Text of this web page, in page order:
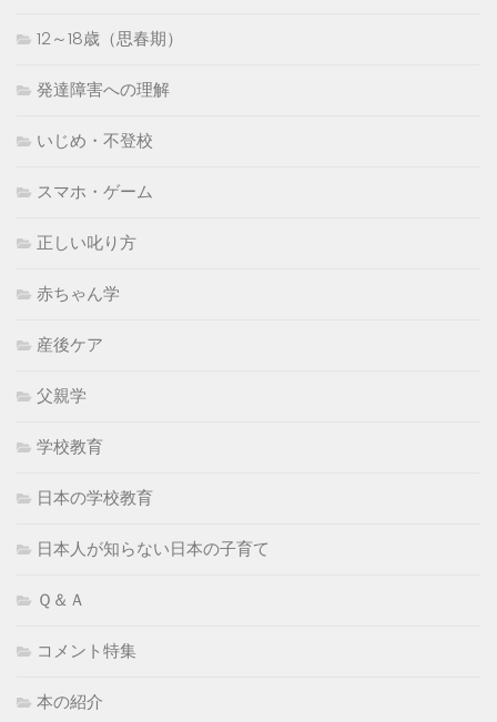
12～18歳（思春期）
発達障害への理解
いじめ・不登校
スマホ・ゲーム
正しい叱り方
赤ちゃん学
産後ケア
父親学
学校教育
日本の学校教育
日本人が知らない日本の子育て
Ｑ＆Ａ
コメント特集
本の紹介